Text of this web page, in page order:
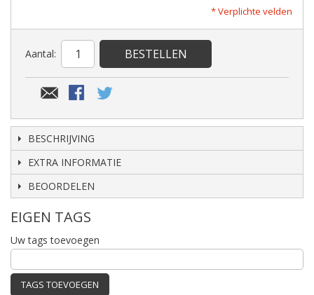
* Verplichte velden
Aantal: BESTELLEN
BESCHRIJVING
EXTRA INFORMATIE
BEOORDELEN
EIGEN TAGS
Uw tags toevoegen
TAGS TOEVOEGEN